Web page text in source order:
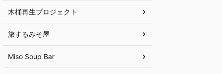
木桶再生プロジェクト
旅するみそ屋
Miso Soup Bar